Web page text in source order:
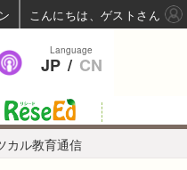
カル教育通信
Language
JP / CN
こんにちは、ゲストさん